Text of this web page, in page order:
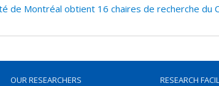
de Montréal obtient 16 chaires de recherche du
OUR RESEARCHERS RESEARCH